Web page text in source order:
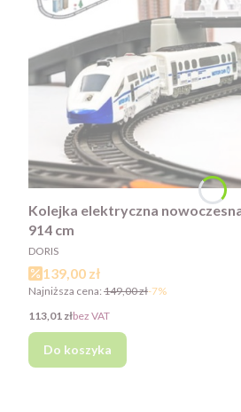
Kolejka elektryczna
914 cm
PRODUCENT
DORIS
Cena promocyjna
139,00 zł
Najniższa cena: 149,00 zł-7%
Cena
113,01 złbez VAT
Do koszyka